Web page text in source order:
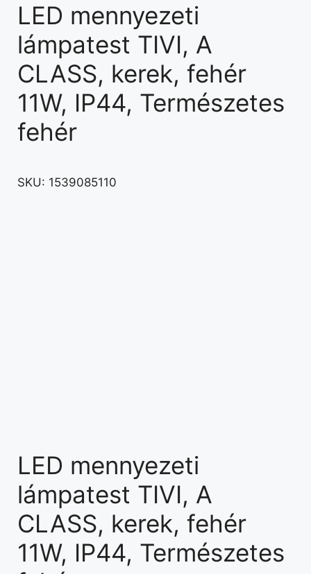
LED mennyezeti
lámpatest TIVI, A
CLASS, kerek, fehér
11W, IP44, Természetes
fehér
SKU: 1539085110
LED mennyezeti
lámpatest TIVI, A
CLASS, kerek, fehér
11W, IP44, Természetes